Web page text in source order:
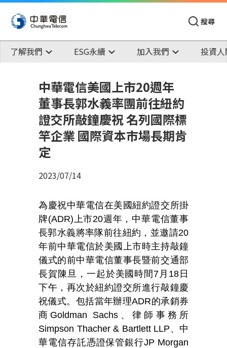
搜尋
了解我們 ESG永續 加入我們 投資
中華電信美國上市20週年
董事長郭水義率團前往紐約
證交所敲鐘慶祝 名列國際標
竿企業 國際資本市場長期肯
定
2023/07/14
為慶祝中華電信在美國紐約證交所掛
牌(ADR)上市20週年，中華電信董事
長郭水義將率隊前往紐約，並邀請20
年前中華電信於美國上市時主持敲鐘
儀式的前中華電信董事長暨前交通部
長賀陳旦，一起於美國時間7月18日
下午，再次於紐約證交所進行敲鐘慶
祝儀式。包括當年辦理ADR的承銷券
商Goldman Sachs、律師事務所
Simpson Thacher & Bartlett LLP、中
華電信存託憑證保管銀行JP Morgan